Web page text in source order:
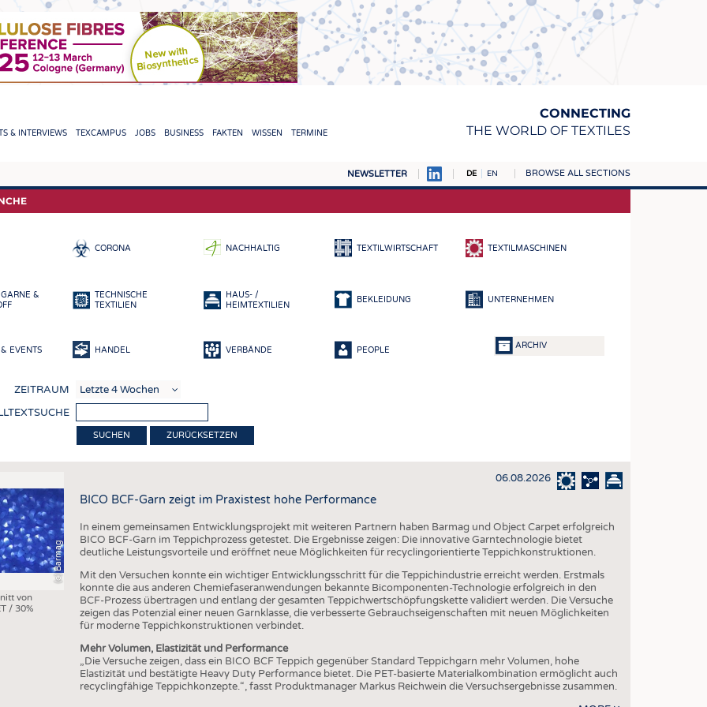
CONNECTING
THE WORLD OF TEXTILES
& INTERVIEWS TEXCAMPUS JOBS BUSINESS FAKTEN WISSEN TERMINE
NEWSLETTER DE EN BROWSE ALL SECTIONS
TEXTILE LEADERSHIP FASERN
GEWEBE
VLIESSTOFFE
NACHHALTIGKEIT
KREISLAUFWIRTSCHAFT
TECHNISCHE TEXTILIEN
SMART TEXTILES
MEDIZIN
BEKLEIDUNG
TESTS
CORONA NACHHALTIG TEXTILWIRTSCHAFT TEXTILMASCHINEN
&
TECHNISCHE
TEXTILIEN
HAUS- /
HEIMTEXTILIEN
BEKLEIDUNG UNTERNEHMEN
EVENTS HANDEL VERBÄNDE PEOPLE ARCHIV
ZEITRAUM
ZURÜCKSETZEN
(c) Barmag
von
/ 30%
06.08.2026
BICO BCF-Garn zeigt im Praxistest hohe Performance
In einem gemeinsamen Entwicklungsprojekt mit weiteren Partnern haben Barmag und Object Carpet erfolgreich
BICO BCF-Garn im Teppichprozess getestet. Die Ergebnisse zeigen: Die innovative Garntechnologie bietet
deutliche Leistungsvorteile und eröffnet neue Möglichkeiten für recyclingorientierte Teppichkonstruktionen.
Mit den Versuchen konnte ein wichtiger Entwicklungsschritt für die Teppichindustrie erreicht werden. Erstmals
konnte die aus anderen Chemiefaseranwendungen bekannte Bicomponenten-Technologie erfolgreich in den
BCF-Prozess übertragen und entlang der gesamten Teppichwertschöpfungskette validiert werden. Die Versuche
zeigen das Potenzial einer neuen Garnklasse, die verbesserte Gebrauchseigenschaften mit neuen Möglichkeiten
für moderne Teppichkonstruktionen verbindet.
Mehr Volumen, Elastizität und Performance
„Die Versuche zeigen, dass ein BICO BCF Teppich gegenüber Standard Teppichgarn mehr Volumen, hohe
Elastizität und bestätigte Heavy Duty Performance bietet. Die PET-basierte Materialkombination ermöglicht auch
recyclingfähige Teppichkonzepte.“, fasst Produktmanager Markus Reichwein die Versuchsergebnisse zusammen.